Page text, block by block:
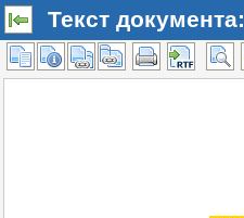
Текст документа: